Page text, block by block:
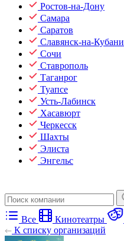
Ростов-на-Дону
Самара
Саратов
Славянск-на-Кубани
Сочи
Ставрополь
Таганрог
Туапсе
Усть-Лабинск
Хасавюрт
Черкесск
Шахты
Элиста
Энгельс
Все Кинотеатры
К списку организаций